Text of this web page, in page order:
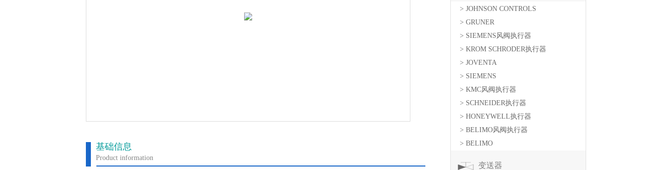
基础信息
Product information
> JOHNSON CONTROLS
> GRUNER
> SIEMENS风阀执行器
> KROM SCHRODER执行器
> JOVENTA
> SIEMENS
> KMC风阀执行器
> SCHNEIDER执行器
> HONEYWELL执行器
> BELIMO风阀执行器
> BELIMO
变送器